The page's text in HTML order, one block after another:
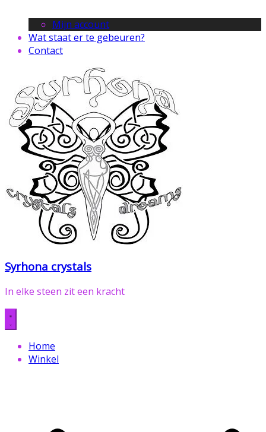
Mijn account
Wat staat er te gebeuren?
Contact
Syrhona crystals
In elke steen zit een kracht
Home
Winkel